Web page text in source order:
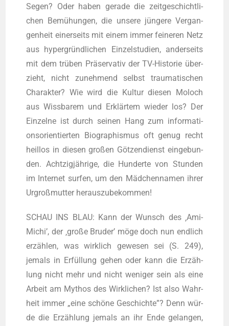
Segen? Oder haben gera­de die zeit­ge­schicht­li­
chen Bemü­hun­gen, die unse­re jün­ge­re Ver­gan­
gen­heit einer­seits mit einem immer fei­ne­ren Netz
aus hyper­gründ­li­chen Ein­zel­stu­di­en, ander­seits
mit dem trü­ben Prä­ser­va­tiv der TV-His­to­rie über­
zieht, nicht zuneh­mend selbst trau­ma­ti­schen
Cha­rak­ter? Wie wird die Kul­tur die­sen Moloch
aus Wiss­ba­rem und Erklär­tem wie­der los? Der
Ein­zel­ne ist durch sei­nen Hang zum infor­ma­ti­
ons­ori­en­tier­ten Bio­gra­phis­mus oft genug recht
heil­los in die­sen gro­ßen Göt­zen­dienst ein­ge­bun­
den. Acht­zig­jäh­ri­ge, die Hun­der­te von Stun­den
im Inter­net sur­fen, um den Mäd­chen­na­men ihrer
Urgroß­mutter herauszubekommen!
SCHAU INS BLAU: Kann der Wunsch des ‚Ami-
Michi’, der ‚gro­ße Bru­der’ möge doch nun end­lich
erzäh­len, was wirk­lich gewe­sen sei (S. 249),
jemals in Erfül­lung gehen oder kann die Erzäh­
lung nicht mehr und nicht weni­ger sein als eine
Arbeit am Mythos des Wirk­li­chen? Ist also Wahr­
heit immer „eine schö­ne Geschich­te”? Denn wür­
de die Erzäh­lung jemals an ihr Ende gelan­gen,